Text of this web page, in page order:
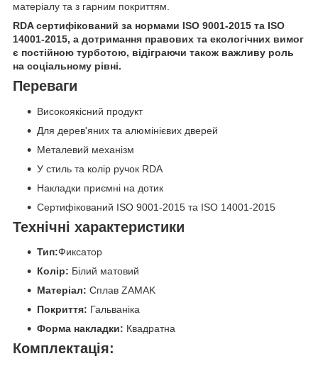
матеріалу та з гарним покриттям.
RDA сертифікований за нормами ISO 9001-2015 та ISO
14001-2015, а дотримання правових та екологічних вимог
є постійною турботою, відіграючи також важливу роль
на соціальному рівні.
Переваги
Високоякісний продукт
Для дерев'яних та алюмінієвих дверей
Металевий механізм
У стиль та колір ручок RDA
Накладки приємні на дотик
Сертифікований ISO 9001-2015 та ISO 14001-2015
Технічні характеристики
Тип:Фиксатор
Колір: Білий матовий
Матеріал: Сплав ZAMAK
Покриття: Гальваніка
Форма накладки: Квадратна
Комплектація: